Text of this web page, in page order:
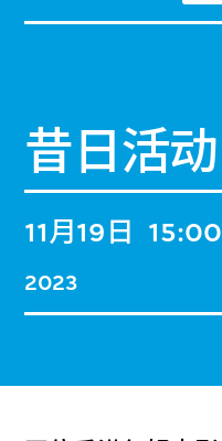
昔日活动
11月19日
2023